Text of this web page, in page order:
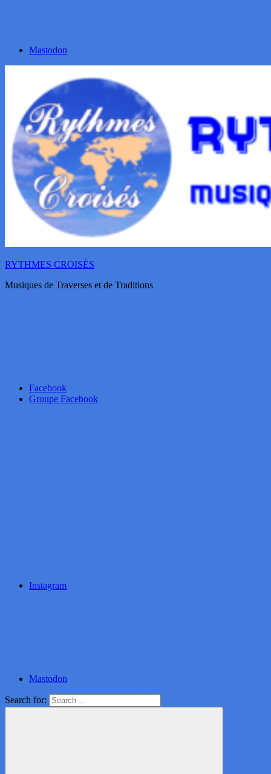
Mastodon
RYTHMES CROISÉS
Musiques de Traverses et de Traditions
Facebook
Groupe Facebook
Instagram
Mastodon
Search for: